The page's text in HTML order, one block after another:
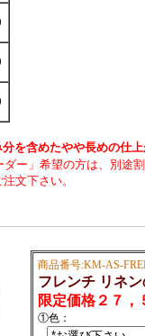
分を含めたやや長めの仕上
ー」希望の方は、別途
文下さい。
商品番号:KM-AS-
フレンチ リネ
限定価格２７，
①色：